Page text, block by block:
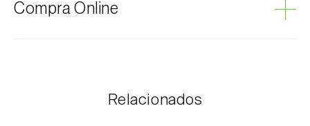
Compra Online
Relacionados